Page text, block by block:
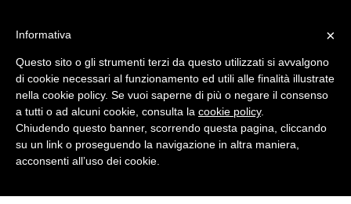
SUNDAY, NOVEMBER 10, 2013
×
Informativa
Questo sito o gli strumenti terzi da questo utilizzati si avvalgono
di cookie necessari al funzionamento ed utili alle finalità illustrate
nella cookie policy. Se vuoi saperne di più o negare il consenso
a tutti o ad alcuni cookie, consulta la cookie policy.
Chiudendo questo banner, scorrendo questa pagina, cliccando
su un link o proseguendo la navigazione in altra maniera,
acconsenti all’uso dei cookie.